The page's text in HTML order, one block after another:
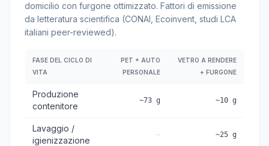
domicilio con furgone ottimizzato. Fattori di emissione
da letteratura scientifica (CONAI, Ecoinvent, studi LCA
italiani peer-reviewed).
FASE DEL CICLO DI
VITA
PET + AUTO
PERSONALE
VETRO A RENDERE
+ FURGONE
Produzione
contenitore
~73 g ~10 g
Lavaggio /
igienizzazione
— ~25 g